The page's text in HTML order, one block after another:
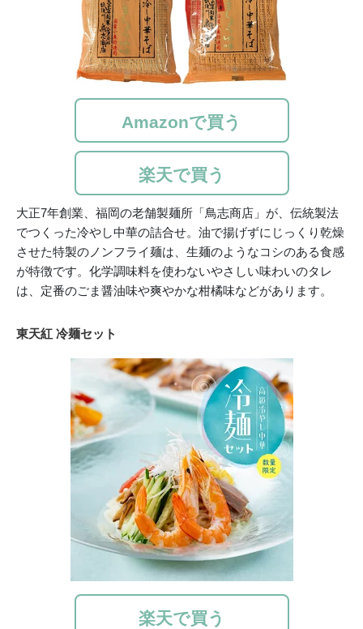
Amazonで買う
楽天で買う
大正7年創業、福岡の老舗製麺所「鳥志商店」が、伝統製法
でつくった冷やし中華の詰合せ。油で揚げずにじっくり乾燥
させた特製のノンフライ麺は、生麺のようなコシのある食感
が特徴です。化学調味料を使わないやさしい味わいのタレ
は、定番のごま醤油味や爽やかな柑橘味などがあります。
東天紅 冷麺セット
楽天で買う